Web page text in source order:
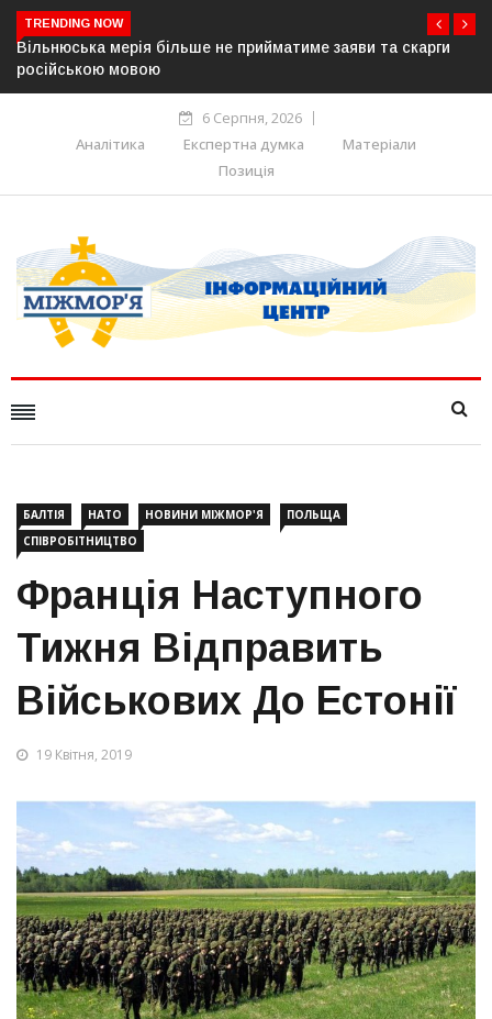
TRENDING NOW
мерія більше не прийматиме заяви та скарги
мовою
В
6 Серпня, 2026
Аналітика
Експертна думка
Матеріали
Позиція
БАЛТІЯ НАТО НОВИНИ МІЖМОР'Я
ПОЛЬЩА
СПІВРОБІТНИЦТВО
Франція Наступного
Тижня Відправить
Військових До Естонії
19 Квітня, 2019